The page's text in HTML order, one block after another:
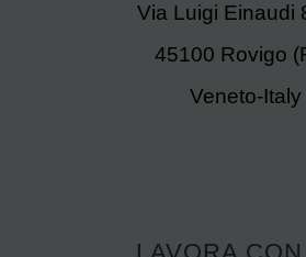
Via Luigi Einaudi
45100 Rovigo
Veneto-Italy